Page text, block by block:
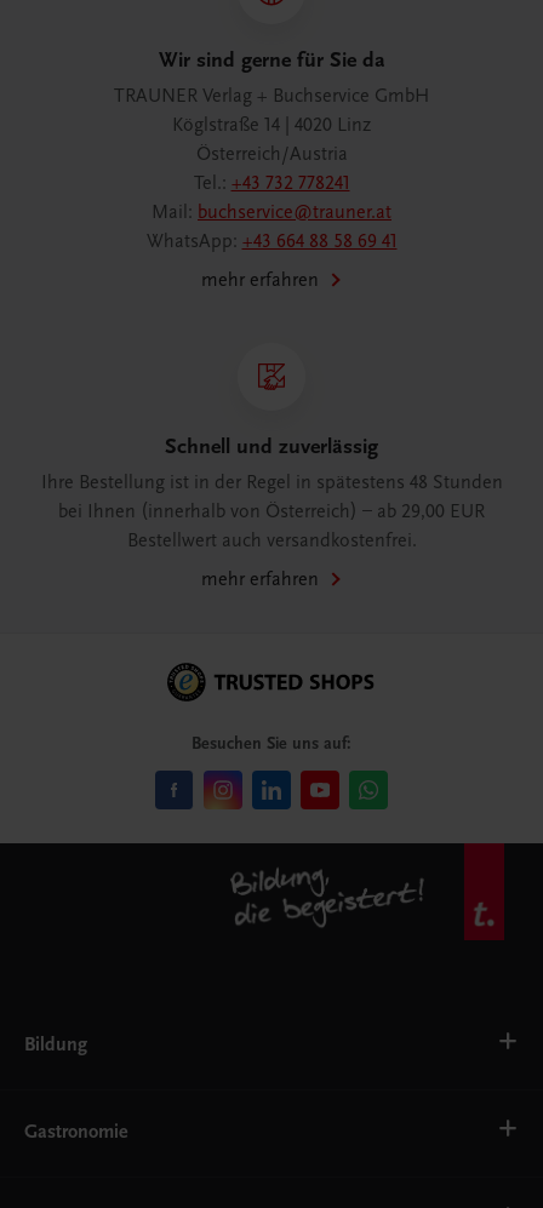
Wir sind gerne für Sie da
TRAUNER Verlag + Buchservice GmbH
Köglstraße 14 | 4020 Linz
Österreich/Austria
Tel.: +43 732 778241
Mail: buchservice@trauner.at
WhatsApp: +43 664 88 58 69 41
mehr erfahren
Schnell und zuverlässig
Ihre Bestellung ist in der Regel in spätestens 48 Stunden
bei Ihnen (innerhalb von Österreich) – ab 29,00 EUR
Bestellwert auch versandkostenfrei.
mehr erfahren
Besuchen Sie uns auf:
Bildung
AHS
Gastronomie